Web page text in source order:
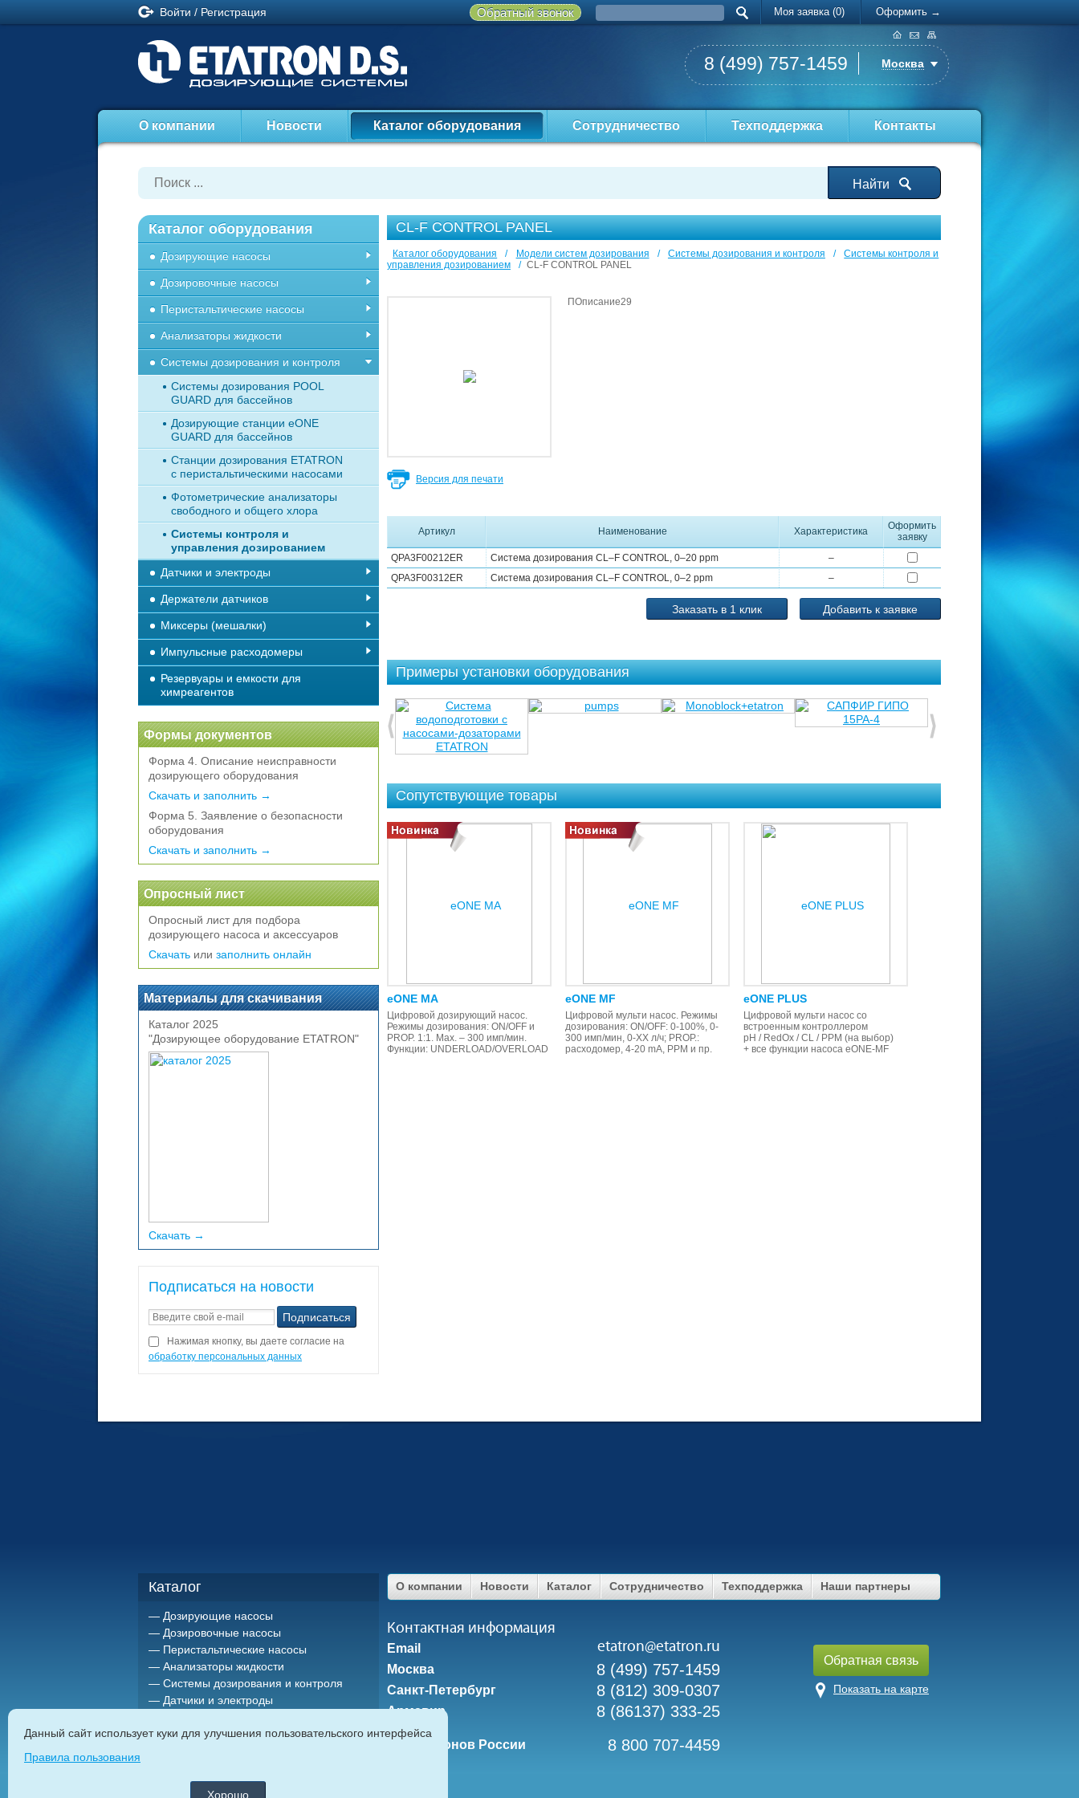
Войти / Регистрация Моя заявка (0) Оформить →
Обратный звонок
О компании Новости Каталог оборудования Сотрудничество Техподдержка Контакты
8 (499) 757-1459 Москва
Найти
CL-F CONTROL PANEL
Каталог оборудования / Модели систем дозирования / Системы дозирования и контроля /
Системы контроля и
управления дозированием
/ CL-F CONTROL PANEL
Версия для печати
ПОписание29
Артикул Наименование Характеристика
Оформить
заявку
QPA3F00212ER
Система дозирования CL–F CONTROL, 0–20 ppm
–
QPA3F00312ER
Система дозирования CL–F CONTROL, 0–2 ppm –
Заказать в 1 клик
Примеры установки оборудования
Сопутствующие товары
eONE MA
Цифровой дозирующий насос.
Режимы дозирования: ON/OFF и
PROP. 1:1. Max. – 300 имп/мин.
Функции: UNDERLOAD/OVERLOAD
eONE MF
Цифровой мульти насос. Режимы
дозирования: ON/OFF: 0-100%, 0-
300 имп/мин, 0-XX л/ч; PROP.:
расходомер, 4-20 mA, PPM и пр.
eONE PLUS
Цифровой мульти насос со
встроенным контроллером
рН / RedOx / CL / PPM (на выбор)
+ все функции насоса eONE-MF
Каталог оборудования
Дозирующие насосы
Дозировочные насосы
Перистальтические насосы
Анализаторы жидкости
Системы дозирования и контроля
Системы дозирования POOL
GUARD для бассейнов
Дозирующие станции eONE
GUARD для бассейнов
Станции дозирования ETATRON
с перистальтическими насосами
Фотометрические анализаторы
свободного и общего хлора
Системы контроля и
управления дозированием
Датчики и электроды
Держатели датчиков
Миксеры (мешалки)
Импульсные расходомеры
Резервуары и емкости для
химреагентов
Формы документов
Форма 4. Описание неисправности
дозирующего оборудования
Скачать и заполнить →
Форма 5. Заявление о безопасности
оборудования
Скачать и заполнить →
Опросный лист
Опросный лист для подбора
дозирующего насоса и аксессуаров
Скачать или заполнить онлайн
Материалы для скачивания
Каталог 2025
"Дозирующее оборудование ETATRON"
Скачать →
Подписаться на новости
Нажимая кнопку, вы даете согласие на
обработку персональных данных
Каталог
Дозирующие насосы
Дозировочные насосы
Перистальтические насосы
Анализаторы жидкости
Системы дозирования и контроля
Датчики и электроды
Миксеры (мешалки)
химреагентов
О компании Новости Каталог Сотрудничество Техподдержка Наши партнеры
Контактная информация
Email etatron@etatron.ru
Москва 8 (499) 757-1459
Санкт-Петербург 8 (812) 309-0307
Армавир 8 (86137) 333-25
Обратная связь
Показать на карте
Для регионов России 8 800 707-4459
Данный сайт использует куки для улучшения пользовательского интерфейса
Правила пользования
Хорошо